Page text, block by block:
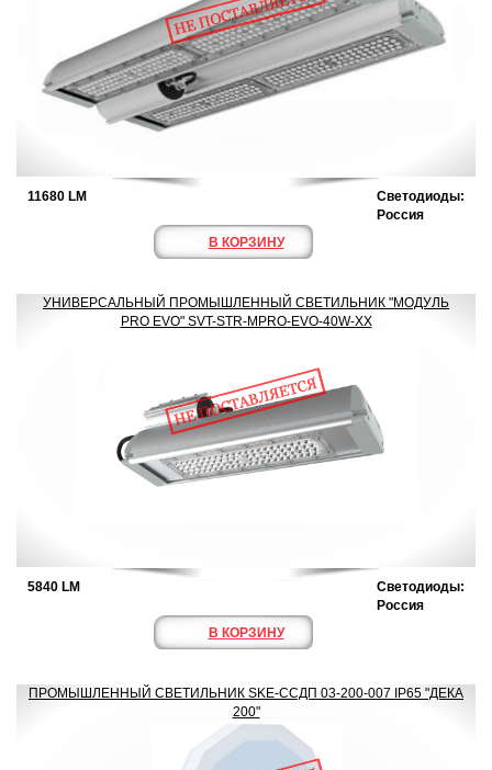
11680 LM
Светодиоды:
Россия
В КОРЗИНУ
УНИВЕРСАЛЬНЫЙ ПРОМЫШЛЕННЫЙ СВЕТИЛЬНИК "МОДУЛЬ
PRO EVO" SVT-STR-MPRO-EVO-40W-XX
5840 LM
Светодиоды:
Россия
В КОРЗИНУ
ПРОМЫШЛЕННЫЙ СВЕТИЛЬНИК SKE-ССДП 03-200-007 IP65 "ДЕКА
200"